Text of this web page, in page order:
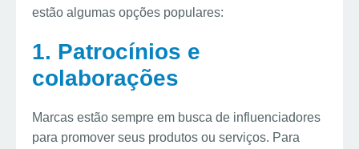
estão algumas opções populares:
1. Patrocínios e
colaborações
Marcas estão sempre em busca de influenciadores
para promover seus produtos ou serviços. Para